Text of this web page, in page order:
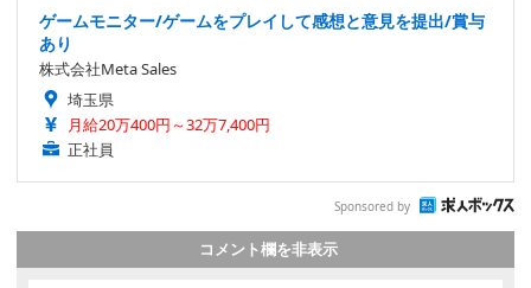
ゲームモニター/ゲームをプレイして感想と意見を提出/賞与
あり
株式会社Meta Sales
埼玉県
月給20万400円～32万7,400円
正社員
Sponsored by
コメント欄を非表示